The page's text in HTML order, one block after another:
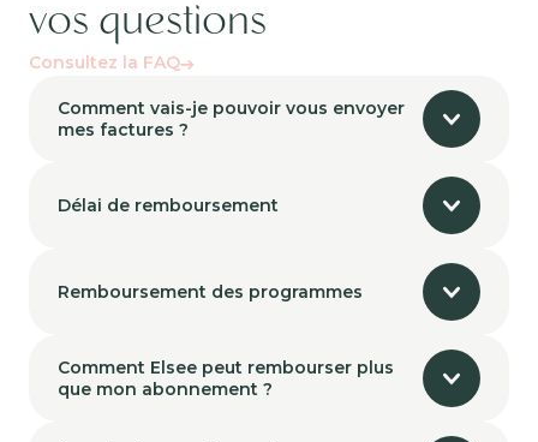
vos questions
Consultez la FAQ
Comment vais-je pouvoir vous envoyer
mes factures ?
Délai de remboursement
Remboursement des programmes
Comment Elsee peut rembourser plus
que mon abonnement ?